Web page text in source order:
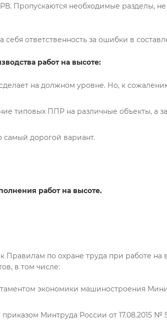
Пропускаются необходимые разделы,
ответственность за ошибки в
работ на высоте:
на должном уровне. Но, к
типовых ППР на различные объекты, а
дорогой вариант.
работ на высоте.
по охране труда при работе на
в том числе:
экономики машиностроения
Минтруда России от 17.08.2015 №